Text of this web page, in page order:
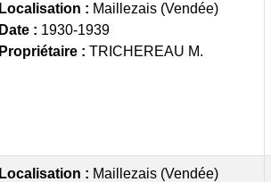
Localisation : Maillezais (Vendée)
Date : 1930-1939
Propriétaire : TRICHEREAU M.
Localisation : Maillezais (Vendée)